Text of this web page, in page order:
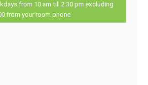
from 10 am till 2:30 pm excluding
from your room phone